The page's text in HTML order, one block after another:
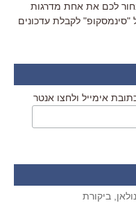
לכם את אחת מדרגות
לקבלת עדכונים
אימייל ולחצו אנטר
ביקורת